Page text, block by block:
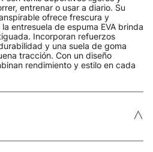
entrenar o usar a diario. Su
ofrece frescura y
entresuela de espuma EVA brinda
Incorporan refuerzos
y una suela de goma
tracción. Con un diseño
rendimiento y estilo en cada
˄